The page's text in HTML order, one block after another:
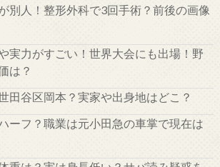
別人！整形外科で3回手術？前後の画像
実力がすごい！世界大会にも出場！野
は？
田谷区岡本？実家や出身地はどこ？
ーフ？職業は元小田急の車掌で現在は